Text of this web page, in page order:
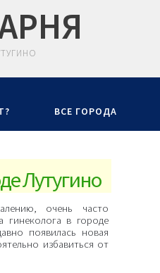
ВСЕ ГОРОДА
Лутугино
очень часто
гинеколога в городе
появилась новая
избавиться от